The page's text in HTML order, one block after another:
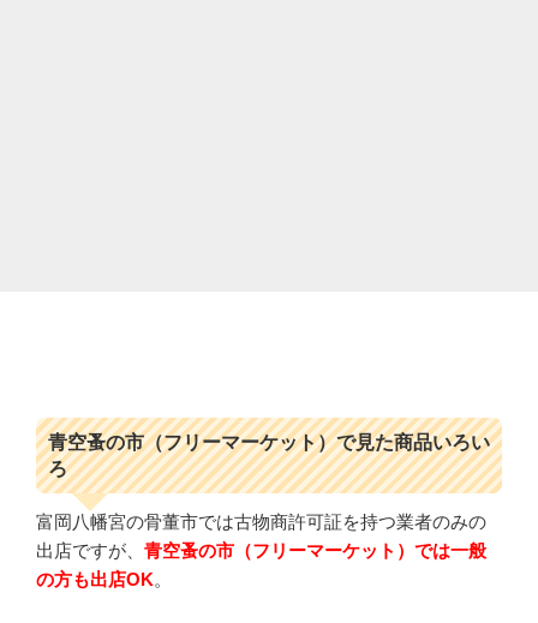
青空蚤の市（フリーマーケット）で見た商品いろい
ろ
富岡八幡宮の骨董市では古物商許可証を持つ業者のみの
出店ですが、 青空蚤の市（フリーマーケット）では一般
の方も出店OK。